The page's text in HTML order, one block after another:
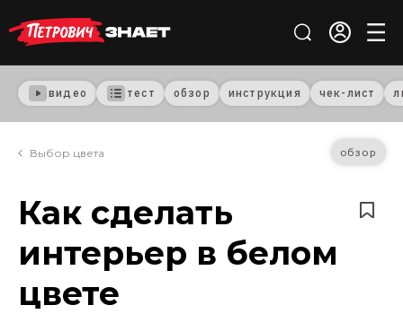
видео тест обзор инструкция чек-лист
Выбор цвета обзор
Как сделать
интерьер в белом
цвете